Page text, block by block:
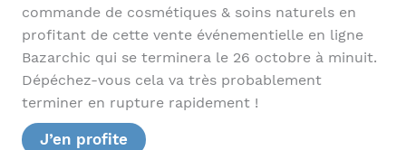
commande de cosmétiques & soins naturels en
profitant de cette vente événementielle en ligne
Bazarchic qui se terminera le 26 octobre à minuit.
Dépéchez-vous cela va très probablement
terminer en rupture rapidement !
J’en profite